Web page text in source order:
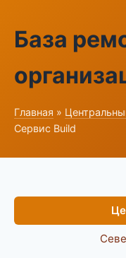
База
Главная »
Сервис Build